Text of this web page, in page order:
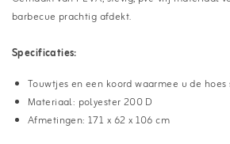
barbecue prachtig afdekt.
Specificaties:
Touwtjes en een koord waarmee u de
Materiaal: polyester 200 D
Afmetingen: 171 x 62 x 106 cm